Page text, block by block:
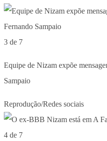
3 de 7
Equipe de Nizam expõe
Sampaio
Reprodução/Redes sociais
4 de 7